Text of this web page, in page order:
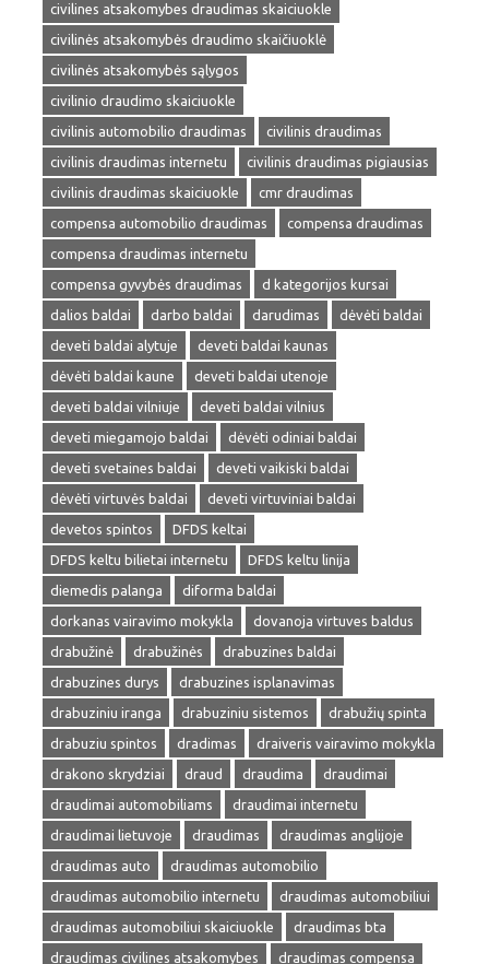
civilines atsakomybes draudimas skaiciuokle
civilinės atsakomybės draudimo skaičiuoklė
civilinės atsakomybės sąlygos
civilinio draudimo skaiciuokle
civilinis automobilio draudimas
civilinis draudimas
civilinis draudimas internetu
civilinis draudimas pigiausias
civilinis draudimas skaiciuokle
cmr draudimas
compensa automobilio draudimas
compensa draudimas
compensa draudimas internetu
compensa gyvybės draudimas
d kategorijos kursai
dalios baldai
darbo baldai darudimas
dėvėti baldai
deveti baldai alytuje
deveti baldai kaunas
dėvėti baldai kaune
deveti baldai utenoje
deveti baldai vilniuje
deveti baldai vilnius
deveti miegamojo baldai
dėvėti odiniai baldai
deveti svetaines baldai
deveti vaikiski baldai
dėvėti virtuvės baldai
deveti virtuviniai baldai
devetos spintos
DFDS keltai
DFDS keltu bilietai internetu
DFDS keltu linija
diemedis palanga
diforma baldai
dorkanas vairavimo mokykla
dovanoja virtuves baldus
drabužinė
drabužinės
drabuzines baldai
drabuzines durys
drabuzines isplanavimas
drabuziniu iranga
drabuziniu sistemos
drabužių spinta
drabuziu spintos
dradimas
draiveris vairavimo mokykla
drakono skrydziai
draud draudima
draudimai
draudimai automobiliams
draudimai internetu
draudimai lietuvoje
draudimas
draudimas anglijoje
draudimas auto
draudimas automobilio
draudimas automobilio internetu
draudimas automobiliui
draudimas automobiliui skaiciuokle
draudimas bta
draudimas civilines atsakomybes
draudimas compensa